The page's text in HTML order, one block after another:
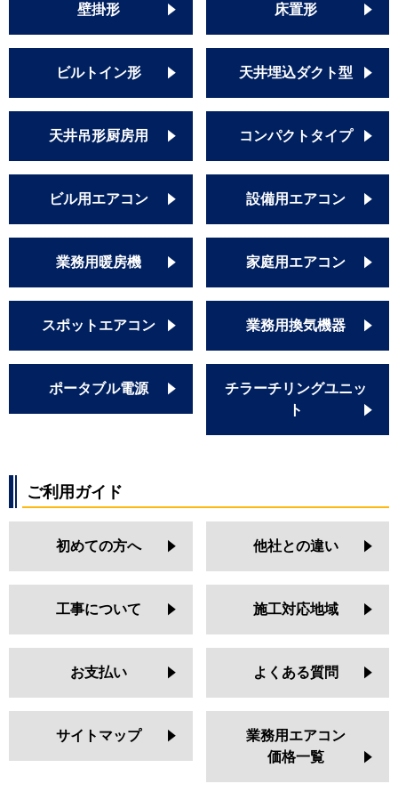
壁掛形 床置形
ビルトイン形 天井埋込ダクト型
天井吊形厨房用 コンパクトタイプ
ビル用エアコン 設備用エアコン
業務用暖房機 家庭用エアコン
スポットエアコン 業務用換気機器
ポータブル電源
チラーチリングユニッ
ト
ご利用ガイド
初めての方へ 他社との違い
工事について 施工対応地域
お支払い よくある質問
サイトマップ
業務用エアコン
価格一覧